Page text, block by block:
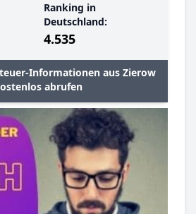
Ranking in
Deutschland:
4.535
Informationen aus Zierow
abrufen